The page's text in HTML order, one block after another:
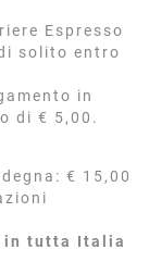
Espresso
solito entro
in
di € 5,00.
€ 15,00
in tutta Italia